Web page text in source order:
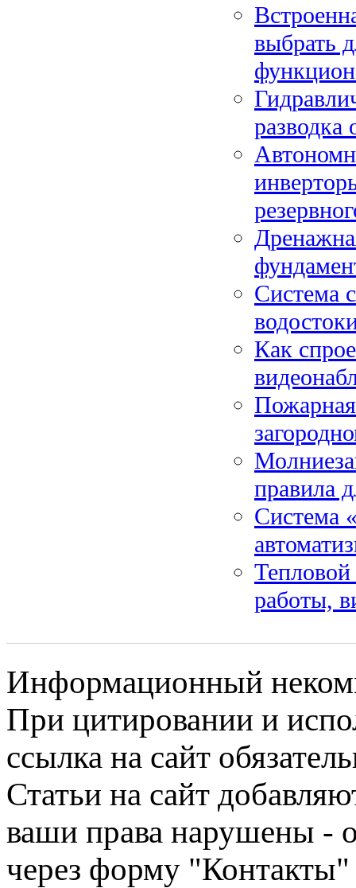
выбрать
Система
Как
правила
Система
работы,
Информационный
При цитировании и
ссылка на сайт
Статьи на сайт
ваши права нарушены -
через форму "Контакты"